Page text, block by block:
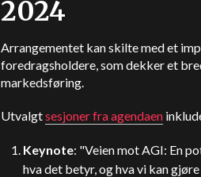
2024
Arrangementet kan skilte med et
foredragsholdere, som dekker et
markedsføring.
Utvalgtsesjoner fra agendaen
Keynote: "Veien mot AGI: En
hva det betyr, og hva vi kan